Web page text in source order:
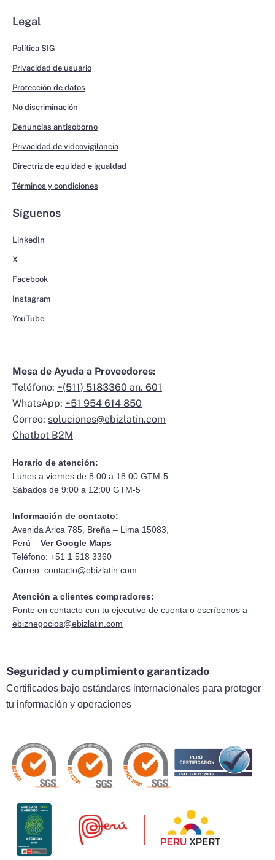
Legal
Política SIG
Privacidad de usuario
Protección de datos
No discriminación
Denuncias antisoborno
Privacidad de videovigilancia
Directriz de equidad e igualdad
Términos y condiciones
Síguenos
LinkedIn
X
Facebook
Instagram
YouTube
Mesa de Ayuda a Proveedores:
Teléfono: +(511) 5183360 an. 601
WhatsApp: +51 954 614 850
Correo: soluciones@ebizlatin.com
Chatbot B2M
Horario de atención:
Lunes a viernes de 8:00 a 18:00 GTM-5
Sábados de 9:00 a 12:00 GTM-5
Información de contacto:
Avenida Arica 785, Breña – Lima 15083,
Perú – Ver Google Maps
Teléfono: +51 1 518 3360
Correo: contacto@ebizlatin.com
Atención a clientes compradores:
Ponte en contacto con tu ejecutivo de cuenta o escríbenos a
ebiznegocios@ebizlatin.com
Seguridad y cumplimiento garantizado
Certificados bajo estándares internacionales para proteger
tu información y operaciones